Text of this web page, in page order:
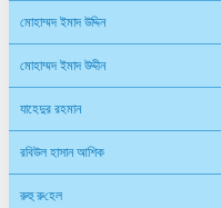
মোহাম্মদ ইমাদ উদ্দিন
মোহাম্মদ ইমাদ উদ্দীন
যাহেদুর রহমান
রবিউল হাসান আশিক
রুহু রু‌হেল